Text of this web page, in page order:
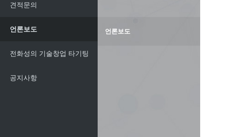
견적문의
언론보도 언론보도
전화성의 기술창업 타기팅
공지사항